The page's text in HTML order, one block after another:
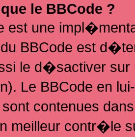
le BBCode ?
est une
BBCode est
le d�sactiver sur
Le BBCode en
contenues
meilleur contr�le